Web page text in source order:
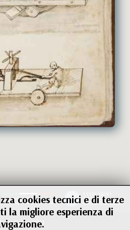
Galileo 2021
cookies tecnici e di terze
la migliore esperienza di